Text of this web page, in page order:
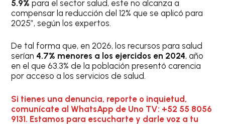
5.9% para el sector salud, este no alcanza a
compensar la reducción del 12% que se aplicó para
2025″, según los expertos.
De tal forma que, en 2026, los recursos para salud
serían 4.7% menores a los ejercidos en 2024, año
en el que 63.3% de la población presentó carencia
por acceso a los servicios de salud.
Si tienes una denuncia, reporte o inquietud,
comunícate al WhatsApp de Uno TV: +52 55 8056
9131. Estamos para escucharte y darle voz a tu